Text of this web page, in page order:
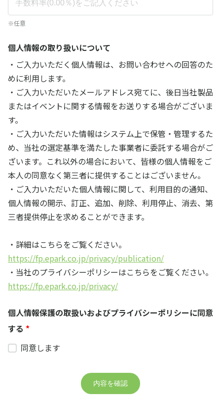
※任意
個人情報の取り扱いについて
・ご入力いただく個人情報は、お問い合わせへの回答のた
めに利用します。
・ご入力いただいたメールアドレス宛てに、後日当社製品
またはイベントに関する情報をお送りする場合がございま
す。
・ご入力いただいた情報はシステム上で保管・管理するた
め、当社の選定基準を満たした事業者に委託する場合がご
ざいます。これ以外の場合において、皆様の個人情報をご
本人の同意なく第三者に提供することはございません。
・ご入力いただいた個人情報に関して、利用目的の通知、
個人情報の開示、訂正、追加、削除、利用停止、消去、第
三者提供停止を求めることができます。
・詳細はこちらをご覧ください。
https://fp.epark.co.jp/privacy/publication/
・当社のプライバシーポリシーはこちらをご覧ください。
https://fp.epark.co.jp/privacy/
個人情報保護の取扱いおよびプライバシーポリシーに同意
する *
同意します
内容を確認